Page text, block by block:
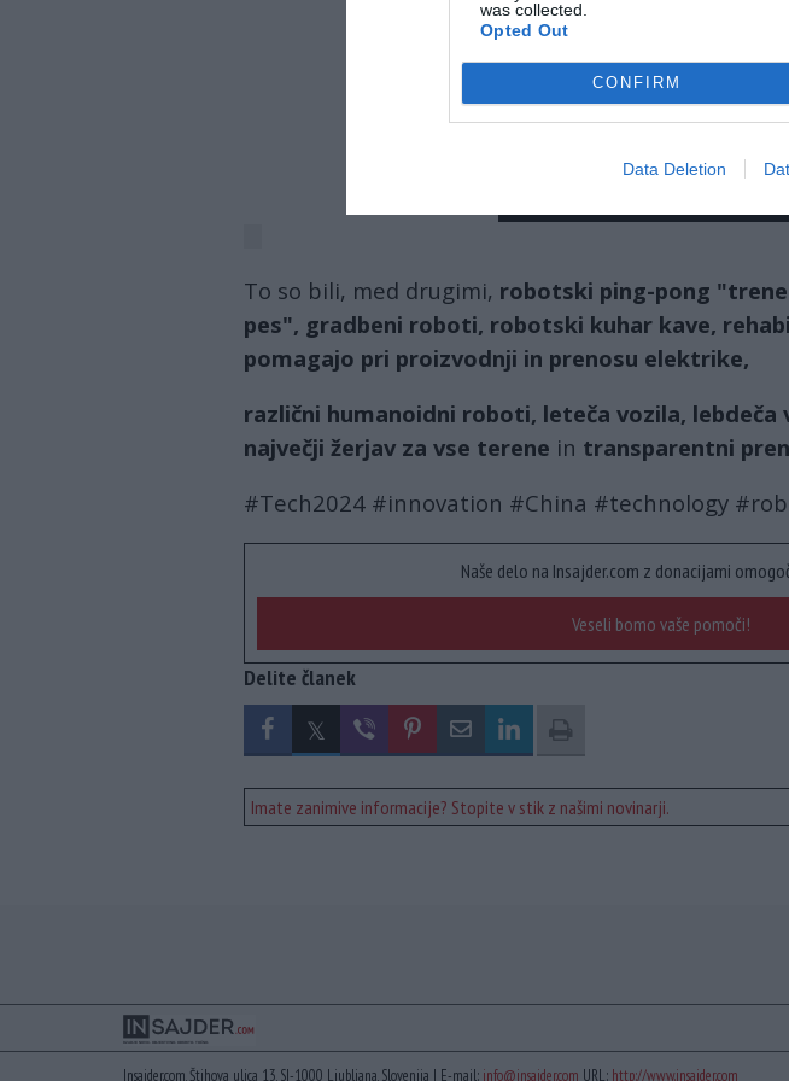
was collected.
Opted Out
CONFIRM
Data Deletion
To so bili, med drugimi, robotski ping-pong
pes", gradbeni roboti, robotski kuhar kave,
pomagajo pri proizvodnji in prenosu elektrike,
različni humanoidni roboti, leteča vozila, lebdeča
največji žerjav za vse terene in transparentni
#Tech2024 #innovation #China #technology
Naše delo na Insajder.com z donacijami
Veseli bomo vaše pomoči!
Delite članek
Imate zanimive informacije? Stopite v stik z našimi novinarji.
Insajder.com, Štihova ulica 13, SI-1000 Ljubljana, Slovenija | E-mail: info@insajder.com URL: http://www.insajder.com